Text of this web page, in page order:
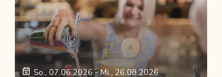
So., 07.06.2026-Mi., 26.08.2026